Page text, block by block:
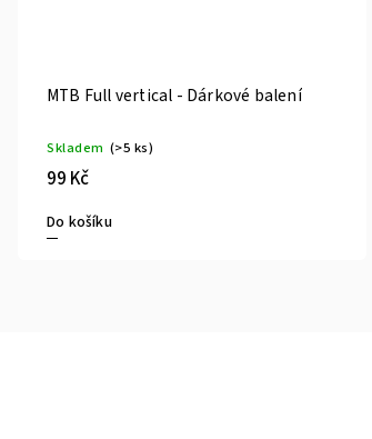
MTB Full vertical - Dárkové balení
Skladem (>5 ks)
99 Kč
Do košíku